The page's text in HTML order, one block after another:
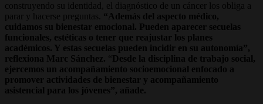
construyendo su identidad, el diagnóstico de un cáncer los obliga a
parar y hacerse preguntas. “Además del aspecto médico,
cuidamos su bienestar emocional. Pueden aparecer secuelas
funcionales, estéticas o tener que reajustar los planes
académicos. Y estas secuelas pueden incidir en su autonomía”,
reflexiona Marc Sánchez. “ Desde la disciplina de trabajo social,
ejercemos un acompañamiento socioemocional enfocado a
promover actividades de bienestar y acompañamiento
asistencial para los jóvenes”, añade.